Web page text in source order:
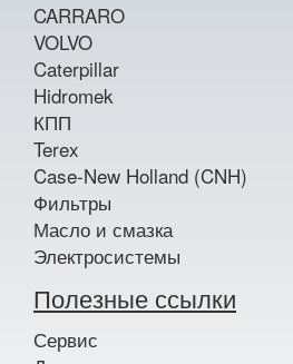
CARRARO
VOLVO
Caterpillar
Hidromek
КПП
Terex
Case-New Holland (CNH)
Фильтры
Масло и смазка
Электросистемы
Полезные ссылки
Сервис